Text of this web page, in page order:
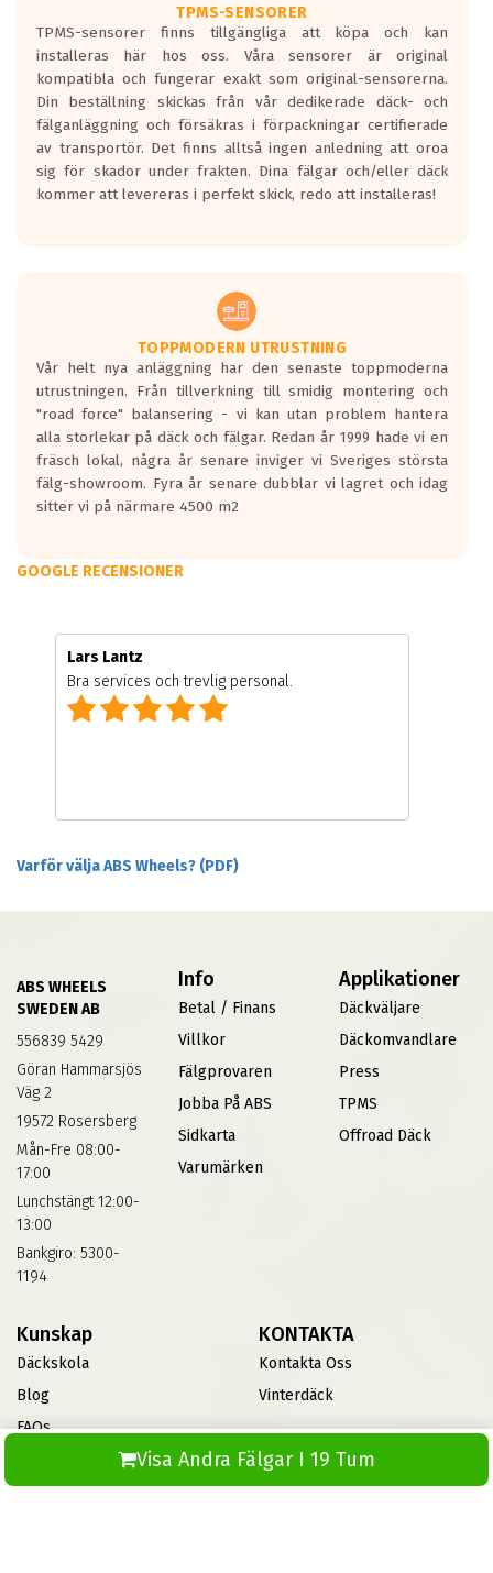
Visa Andra Fälgar I 19 Tum
TPMS-SENSORER
TPMS-sensorer finns tillgängliga att köpa och kan
installeras här hos oss. Våra sensorer är original
kompatibla och fungerar exakt som original-sensorerna.
Din beställning skickas från vår dedikerade däck- och
fälganläggning och försäkras i förpackningar certifierade
av transportör. Det finns alltså ingen anledning att oroa
sig för skador under frakten. Dina fälgar och/eller däck
kommer att levereras i perfekt skick, redo att installeras!
TOPPMODERN UTRUSTNING
Vår helt nya anläggning har den senaste toppmoderna
utrustningen. Från tillverkning till smidig montering och
"road force" balansering - vi kan utan problem hantera
alla storlekar på däck och fälgar. Redan år 1999 hade vi en
fräsch lokal, några år senare inviger vi Sveriges största
fälg-showroom. Fyra år senare dubblar vi lagret och idag
sitter vi på närmare 4500 m2
GOOGLE RECENSIONER
Lars Lantz
Bra services och trevlig personal.
Varför välja ABS Wheels? (PDF)
ABS WHEELS
SWEDEN AB
556839 5429
Göran Hammarsjös
Väg 2
19572 Rosersberg
Mån-Fre 08:00-
17:00
Lunchstängt 12:00-
13:00
Bankgiro: 5300-
1194
Info
Betal / Finans
Villkor
Fälgprovaren
Jobba På ABS
Sidkarta
Varumärken
Applikationer
Däckväljare
Däckomvandlare
Press
TPMS
Offroad Däck
Kunskap
Däckskola
Blog
FAQs
Informationsbank Av Däck
Och Fälgar
KONTAKTA
Kontakta Oss
Vinterdäck